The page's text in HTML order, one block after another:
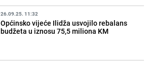
26.09.25. 11:32
Općinsko vijeće Ilidža usvojilo rebalans
budžeta u iznosu 75,5 miliona KM